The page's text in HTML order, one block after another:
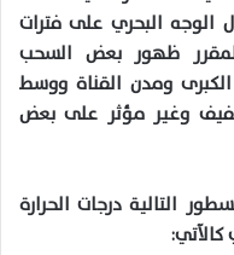
البحري على فترات
ظهور بعض السحب
ومدن القناة ووسط
وغير مؤثر على بعض
التالية درجات الحرارة